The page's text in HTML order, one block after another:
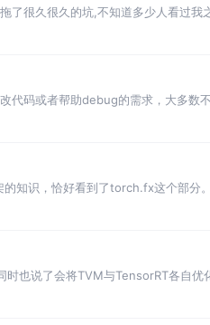
了很久很久的坑,不知道多少人看过
代码或者帮助debug的需求，大多
知识，恰好看到了torch.fx这个部分
也说了会将TVM与TensorRT各自